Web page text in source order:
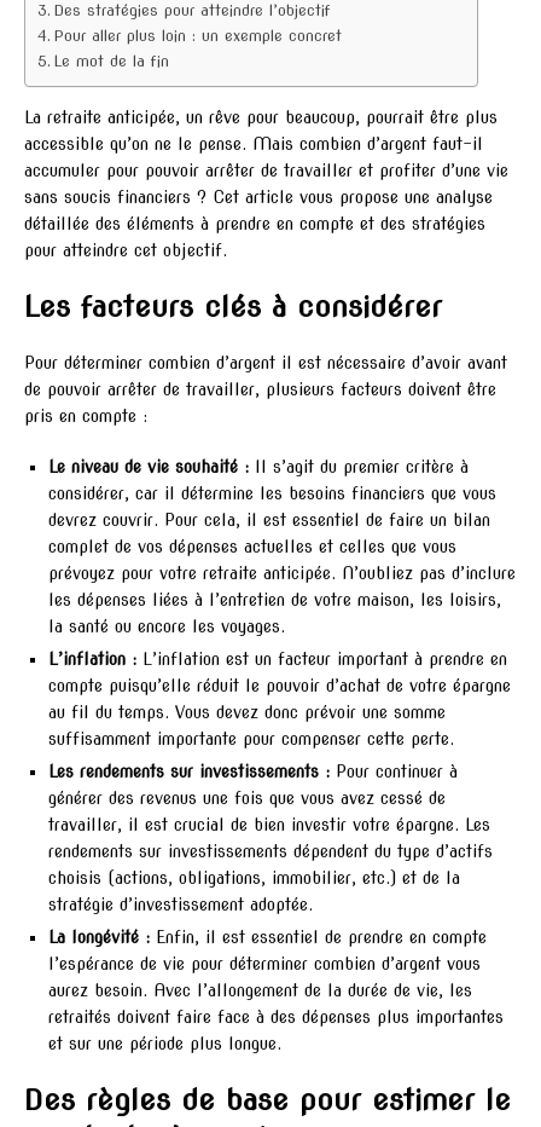
Des stratégies pour atteindre l’objectif
Pour aller plus loin : un exemple concret
Le mot de la fin
La retraite anticipée, un rêve pour beaucoup, pourrait être plus
accessible qu’on ne le pense. Mais combien d’argent faut-il
accumuler pour pouvoir arrêter de travailler et profiter d’une vie
sans soucis financiers ? Cet article vous propose une analyse
détaillée des éléments à prendre en compte et des stratégies
pour atteindre cet objectif.
Les facteurs clés à considérer
Pour déterminer combien d’argent il est nécessaire d’avoir avant
de pouvoir arrêter de travailler, plusieurs facteurs doivent être
pris en compte :
Le niveau de vie souhaité : Il s’agit du premier critère à
considérer, car il détermine les besoins financiers que vous
devrez couvrir. Pour cela, il est essentiel de faire un bilan
complet de vos dépenses actuelles et celles que vous
prévoyez pour votre retraite anticipée. N’oubliez pas d’inclure
les dépenses liées à l’entretien de votre maison, les loisirs,
la santé ou encore les voyages.
L’inflation : L’inflation est un facteur important à prendre en
compte puisqu’elle réduit le pouvoir d’achat de votre épargne
au fil du temps. Vous devez donc prévoir une somme
suffisamment importante pour compenser cette perte.
Les rendements sur investissements : Pour continuer à
générer des revenus une fois que vous avez cessé de
travailler, il est crucial de bien investir votre épargne. Les
rendements sur investissements dépendent du type d’actifs
choisis (actions, obligations, immobilier, etc.) et de la
stratégie d’investissement adoptée.
La longévité : Enfin, il est essentiel de prendre en compte
l’espérance de vie pour déterminer combien d’argent vous
aurez besoin. Avec l’allongement de la durée de vie, les
retraités doivent faire face à des dépenses plus importantes
et sur une période plus longue.
Des règles de base pour estimer le